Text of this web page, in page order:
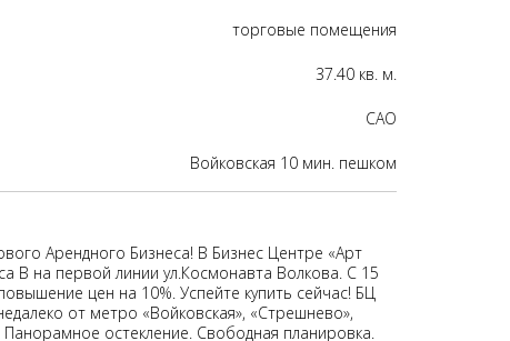
торговые помещения
37.40 кв. м.
CАО
Войковская 10 мин. пешком
Арендного Бизнеса! В Бизнес Центре «Арт
B на первой линии ул.Космонавта Волкова. С 15
цен на 10%. Успейте купить сейчас! БЦ
от метро «Войковская», «Стрешнево»,
Панорамное остекление. Свободная планировка.